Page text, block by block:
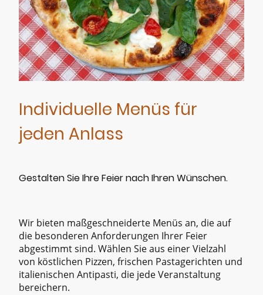
Individuelle Menüs für
jeden Anlass
Gestalten Sie Ihre Feier nach Ihren Wünschen.
Wir bieten maßgeschneiderte Menüs an, die auf
die besonderen Anforderungen Ihrer Feier
abgestimmt sind. Wählen Sie aus einer Vielzahl
von köstlichen Pizzen, frischen Pastagerichten und
italienischen Antipasti, die jede Veranstaltung
bereichern.